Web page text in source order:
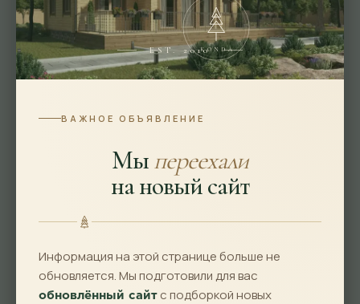
KONDA
EST. 2010
ВАЖНОЕ ОБЪЯВЛЕНИЕ
Мыпереехали
на новый сайт
Информация на этой странице больше не
обновляется. Мы подготовили для вас
обновлённый сайт с подборкой новых
Этажность
Материал